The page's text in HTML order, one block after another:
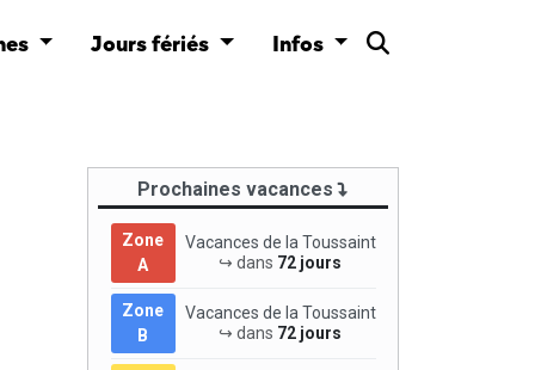
Jours fériés Infos
Prochaines vacances
Zone
A
Vacances de la Toussaint
↪ dans 72 jours
Zone
B
Vacances de la Toussaint
↪ dans 72 jours